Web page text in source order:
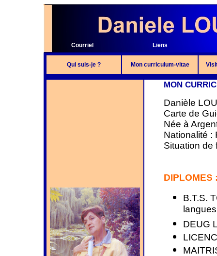
Courriel Liens
Qui suis-je ? Mon curriculum-vitae
MON
Danièle
Carte de
Née à
Nationalité :
Situation de
DIPLOMES
B.T.S.
DEUG